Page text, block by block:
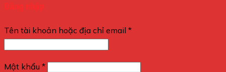
Đăng nhập
Tên tài khoản hoặc địa chỉ email *
Mật khẩu *